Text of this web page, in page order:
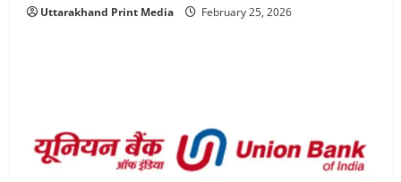
Uttarakhand Print Media February 25, 2026